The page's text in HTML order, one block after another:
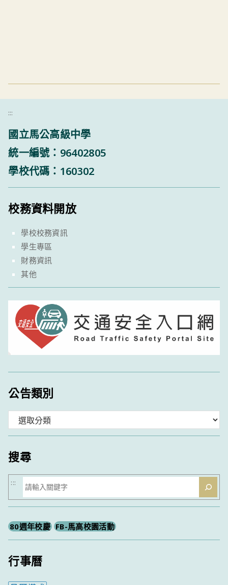
:::
國立馬公高級中學
統一編號：96402805
學校代碼：160302
校務資料開放
學校校務資訊
學生專區
財務資訊
其他
公告類別
類
搜尋
搜
尋
:::
80週年校慶 FB-馬高校園活動
行事曆